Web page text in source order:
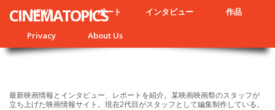
NEWS レポート インタビュー 作品
Privacy About Us
CINEMATOPICS
最新映画情報とインタビュー、レポートを紹介。某映画映画祭のスタッフが
立ち上げた映画情報サイト。現在2代目がスタッフとして編集制作している。